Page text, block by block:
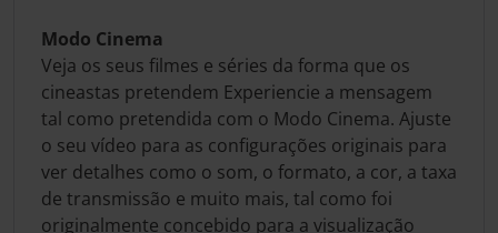
Modo Cinema
Veja os seus filmes e séries da forma que os
cineastas pretendem Experiencie a mensagem
tal como pretendida com o Modo Cinema. Ajuste
o seu vídeo para as configurações originais para
ver detalhes como o som, o formato, a cor, a taxa
de transmissão e muito mais, tal como foi
originalmente concebido para a visualização